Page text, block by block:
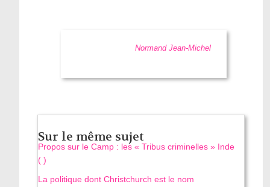
Normand Jean-Michel
Sur le même sujet
Propos sur le Camp : les « Tribus criminelles » Inde
( )
La politique dont Christchurch est le nom